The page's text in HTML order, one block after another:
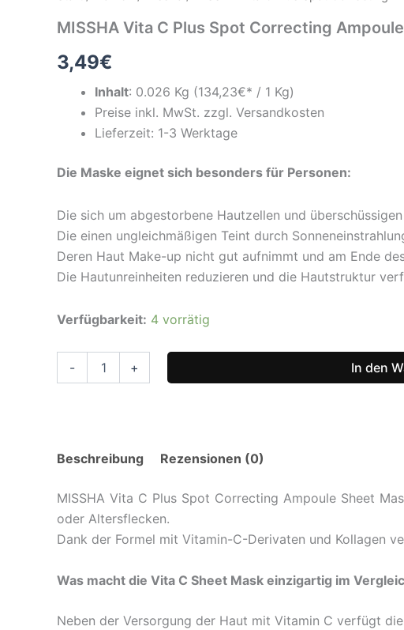
MISSHA Vita C Plus Spot Correcting
3,49€
Inhalt: 0.026 Kg (134,23€* / 1 Kg)
Preise inkl. MwSt. zzgl. Versandkosten
Lieferzeit: 1-3 Werktage
Die Maske eignet sich besonders für Personen:
Die sich um abgestorbene Hautzellen und
Die einen ungleichmäßigen Teint durch
Deren Haut Make-up nicht gut aufnimmt und am Ende
Die Hautunreinheiten reduzieren und die Hautstruktur
Verfügbarkeit: 4 vorrätig
-
MISSHA
26gr
+ In den
Beschreibung Rezensionen (0)
MISSHA Vita C Plus Spot Correcting Ampoule Sheet
oder Altersflecken.
Dank der Formel mit Vitamin-C-Derivaten und Kollagen
Was macht die Vita C Sheet Mask einzigartig im
Neben der Versorgung der Haut mit Vitamin C verfügt